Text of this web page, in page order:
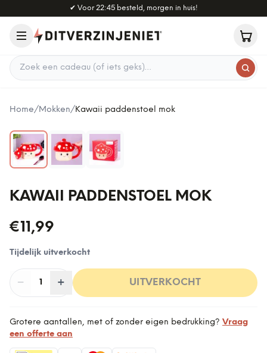
Naar hoofdinhoud
✔ Voor 22:45 besteld, morgen in huis!
Zoek een cadeau
Home/Mokken/Kawaii paddenstoel mok
KAWAII PADDENSTOEL MOK
€11,99
Tijdelijk uitverkocht
− Aantal
1 + UITVERKOCHT
Grotere aantallen, met of zonder eigen bedrukking? Vraag
een offerte aan